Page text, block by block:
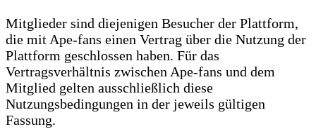
Mitglieder sind diejenigen Besucher der Plattform,
die mit Ape-fans einen Vertrag über die Nutzung der
Plattform geschlossen haben. Für das
Vertragsverhältnis zwischen Ape-fans und dem
Mitglied gelten ausschließlich diese
Nutzungsbedingungen in der jeweils gültigen
Fassung.